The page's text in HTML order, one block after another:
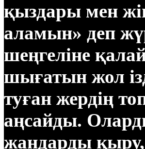
қыздары мен
аламын» деп
шеңгеліне
шығатын жол
туған жердің
аңсайды.
жандарды